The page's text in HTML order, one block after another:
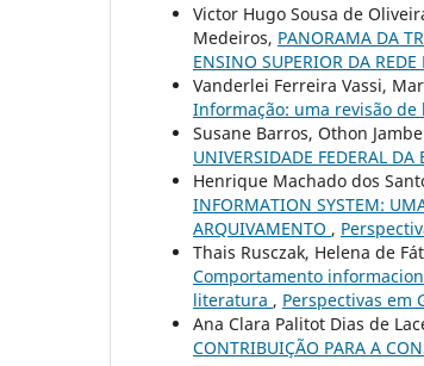
Victor Hugo Sousa de
Medeiros, PANORAMA DA
ENSINO SUPERIOR DA
Vanderlei Ferreira Vassi,
Informação: uma revisão
Susane Barros, Othon
UNIVERSIDADE FEDERAL DA
Henrique Machado dos
INFORMATION SYSTEM:
ARQUIVAMENTO ,
Thais Rusczak, Helena de
Comportamento
literatura , Perspectivas em
Ana Clara Palitot Dias de
CONTRIBUIÇÃO PARA A